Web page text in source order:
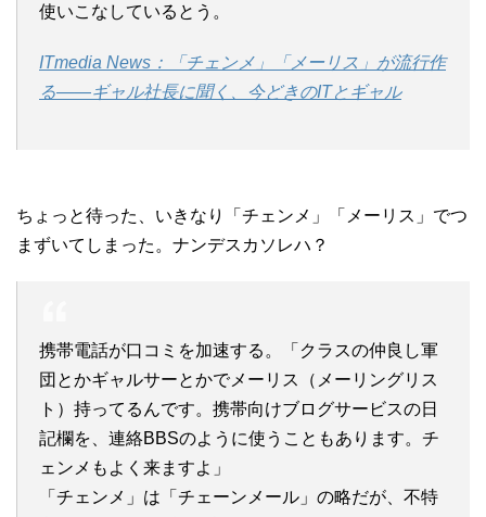
使いこなしているとう。
ITmedia News：「チェンメ」「メーリス」が流行作
る——ギャル社長に聞く、今どきのITとギャル
ちょっと待った、いきなり「チェンメ」「メーリス」でつ
まずいてしまった。ナンデスカソレハ？
携帯電話が口コミを加速する。「クラスの仲良し軍
団とかギャルサーとかでメーリス（メーリングリス
ト）持ってるんです。携帯向けブログサービスの日
記欄を、連絡BBSのように使うこともあります。チ
ェンメもよく来ますよ」
「チェンメ」は「チェーンメール」の略だが、不特